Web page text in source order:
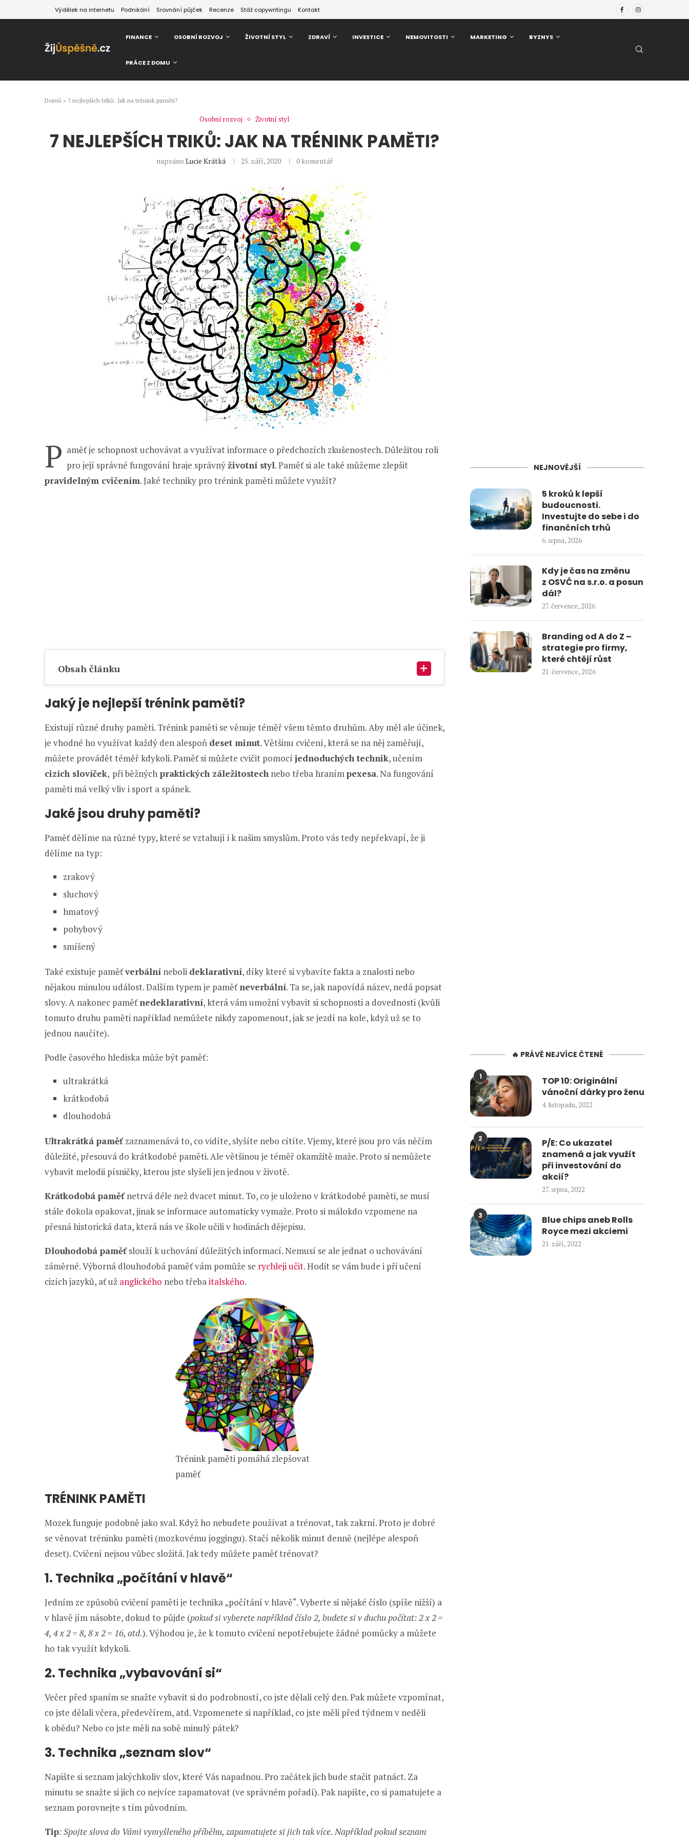
Výdělek na internetu Podnikání Srovnání půjček Recenze Stáž copywritingu Kontakt
FINANCE OSOBNÍ ROZVOJ ŽIVOTNÍ STYL ZDRAVÍ INVESTICE NEMOVITOSTI MARKETING BYZNYS
PRÁCE Z DOMU
Domů » 7 nejlepších triků: Jak na trénink paměti?
Osobní rozvoj Životní styl
7 NEJLEPŠÍCH TRIKŮ: JAK NA TRÉNINK PAMĚTI?
napsáno Lucie Krátká 25. září, 2020 0 komentář
P aměť je schopnost uchovávat a využívat informace o předchozích zkušenostech. Důležitou roli
pro její správné fungování hraje správnýživotní styl. Paměť si ale také můžeme zlepšit
pravidelným cvičením. Jaké techniky pro trénink paměti můžete využít?
Obsah článku
Jaký je nejlepší trénink paměti?
Existují různé druhy paměti. Trénink paměti se věnuje téměř všem těmto druhům. Aby měl ale účinek,
je vhodné ho využívat každý den alespoň deset minut. Většinu cvičení, která se na něj zaměřují,
můžete provádět téměř kdykoli. Paměť si můžete cvičit pomocí jednoduchých technik, učením
cizích slovíček, při běžných praktických záležitostech nebo třeba hranímpexesa. Na fungování
paměti má velký vliv i sport a spánek.
Jaké jsou druhy paměti?
Paměť dělíme na různé typy, které se vztahují i k našim smyslům. Proto vás tedy nepřekvapí, že ji
dělíme na typ:
zrakový
sluchový
hmatový
pohybový
smíšený
Také existuje paměťverbální neboli deklarativní, díky které si vybavíte fakta a znalosti nebo
nějakou minulou událost. Dalším typem je paměť neverbální. Ta se, jak napovídá název, nedá popsat
slovy. A nakonec paměť nedeklarativní, která vám umožní vybavit si schopnosti a dovednosti (kvůli
tomuto druhu paměti například nemůžete nikdy zapomenout, jak se jezdí na kole, když už se to
jednou naučíte).
Podle časového hlediska může být paměť:
ultrakrátká
krátkodobá
dlouhodobá
Ultrakrátká paměťzaznamenává to, co vidíte, slyšíte nebo cítíte. Vjemy, které jsou pro vás něčím
důležité, přesouvá do krátkodobé paměti. Ale většinou je téměř okamžitě maže. Proto si nemůžete
vybavit melodii písničky, kterou jste slyšeli jen jednou v životě.
Krátkodobá paměťnetrvá déle než dvacet minut. To, co je uloženo v krátkodobé paměti, se musí
stále dokola opakovat, jinak se informace automaticky vymaže. Proto si málokdo vzpomene na
přesná historická data, která nás ve škole učili v hodinách dějepisu.
Dlouhodobá paměťslouží k uchování důležitých informací. Nemusí se ale jednat o uchovávání
záměrné. Výborná dlouhodobá paměť vám pomůže se rychleji učit. Hodit se vám bude i při učení
cizích jazyků, ať už anglického nebo třebaitalského.
Trénink paměti pomáhá zlepšovat
paměť
TRÉNINK PAMĚTI
Mozek funguje podobně jako sval. Když ho nebudete používat a trénovat, tak zakrní. Proto je dobré
se věnovat tréninku paměti (mozkovému joggingu). Stačí několik minut denně (nejlépe alespoň
deset). Cvičení nejsou vůbec složitá. Jak tedy můžete paměť trénovat?
1. Technika „počítání v hlavě“
Jedním ze způsobů cvičení paměti je technika „počítání v hlavě“. Vyberte si nějaké číslo (spíše nižší) a
v hlavě jím násobte, dokud to půjde (pokud si vyberete například číslo 2, budete si v duchu počítat: 2 x 2 =
4, 4 x 2 = 8, 8 x 2 = 16, atd.). Výhodou je, že k tomuto cvičení nepotřebujete žádné pomůcky a můžete
ho tak využít kdykoli.
2. Technika „vybavování si“
Večer před spaním se snažte vybavit si do podrobností, co jste dělali celý den. Pak můžete vzpomínat,
co jste dělali včera, předevčírem, atd. Vzpomenete si například, co jste měli před týdnem v neděli
k obědu? Nebo co jste měli na sobě minulý pátek?
3. Technika „seznam slov“
Napište si seznam jakýchkoliv slov, které Vás napadnou. Pro začátek jich bude stačit patnáct. Za
minutu se snažte si jich co nejvíce zapamatovat (ve správném pořadí). Pak napište, co si pamatujete a
seznam porovnejte s tím původním.
Tip: Spojte slova do Vámi vymyšleného příběhu, zapamatujete si jich tak více. Například pokud seznam
NEJNOVĚJŠÍ
5 kroků k lepší
budoucnosti.
Investujte do sebe i do
finančních trhů
6. srpna, 2026
Kdy je čas na změnu
z OSVČ na s.r.o. a posun
dál?
27. července, 2026
Branding od A do Z –
strategie pro firmy,
které chtějí růst
21. července, 2026
🔥 PRÁVĚ NEJVÍCE ČTENÉ
1
TOP 10: Originální
vánoční dárky pro ženu
4. listopadu, 2022
2
P/E: Co ukazatel
znamená a jak využít
při investování do
akcií?
27. srpna, 2022
3
Blue chips aneb Rolls
Royce mezi akciemi
21. září, 2022